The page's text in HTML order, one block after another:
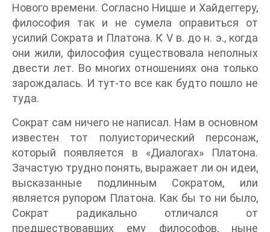
Нового времени. Согласно Ницше и Хайдеггеру,
философия так и не сумела оправиться от
усилий Сократа и Платона. К V в. до н. э., когда
они жили, философия существовала неполных
двести лет. Во многих отношениях она только
зарождалась. И тут-то все как будто пошло не
туда.
Сократ сам ничего не написал. Нам в основном
известен тот полуисторический персонаж,
который появляется в «Диалогах» Платона.
Зачастую трудно понять, выражает ли он идеи,
высказанные подлинным Сократом, или
является рупором Платона. Как бы то ни было,
Сократ радикально отличался от
предшествовавших ему философов, ныне